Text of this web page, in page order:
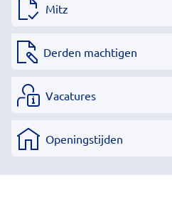
Mitz
Derden machtigen
Vacatures
Openingstijden